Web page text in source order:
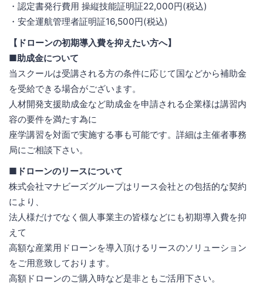
・認定書発行費用 操縦技能証明証22,000円(税込)
・安全運航管理者証明証16,500円(税込)
【ドローンの初期導入費を抑えたい方へ】
■助成金について
当スクールは受講される方の条件に応じて国などから補助金
を受給できる場合がございます。
人材開発支援助成金など助成金を申請される企業様は講習内
容の要件を満たす為に
座学講習を対面で実施する事も可能です。詳細は主催者事務
局にご相談下さい。
■ドローンのリースについて
株式会社マナビーズグループはリース会社との包括的な契約
により、
法人様だけでなく個人事業主の皆様などにも初期導入費を抑
えて
高額な産業用ドローンを導入頂けるリースのソリューション
をご用意致しております。
高額ドローンのご購入時など是非ともご活用下さい。